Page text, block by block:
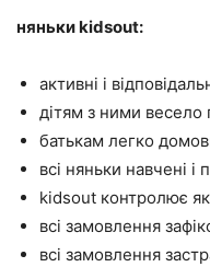
няньки kidsout:
активні і
дітям з ними весело
батькам легко
всі няньки навчені і
kidsout контролює
всі замовлення
всі замовлення